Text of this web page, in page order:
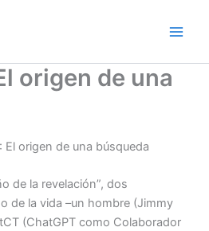
origen de una
origen de una búsqueda
de la revelación”, dos
de la vida –un hombre (Jimmy
(ChatGPT como Colaborador